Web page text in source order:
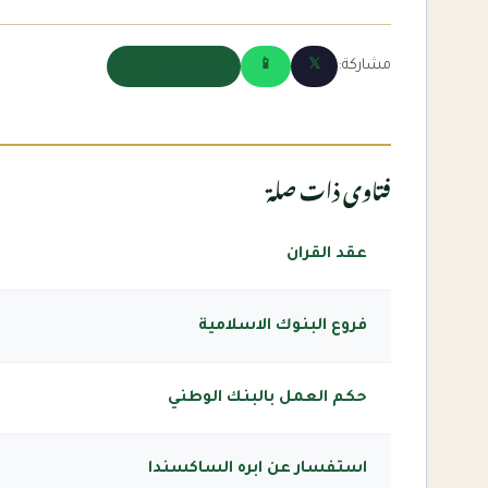
مشاركة: 𝕏
📱
فتاوى ذات صلة
عقد القران
فروع البنوك الاسلامية
حكم العمل بالبنك الوطني
استفسار عن ابره الساكسندا